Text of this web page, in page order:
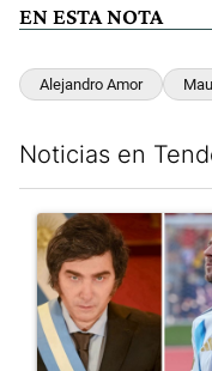
EN ESTA NOTA
Alejandro Amor
Noticias en
Un artículo de